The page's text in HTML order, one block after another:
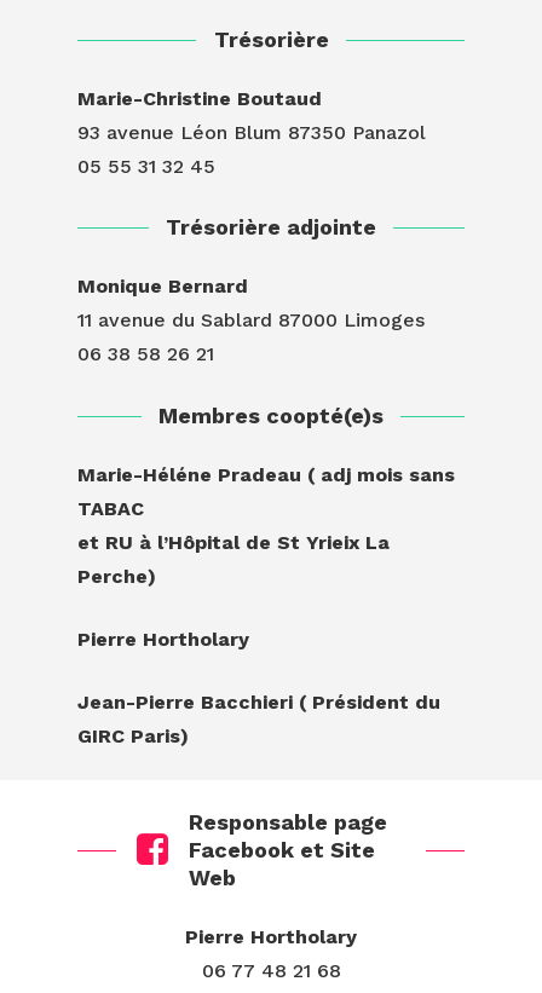
Trésorière
Marie-Christine Boutaud
93 avenue Léon Blum 87350 Panazol
05 55 31 32 45
Trésorière adjointe
Monique Bernard
11 avenue du Sablard 87000 Limoges
06 38 58 26 21
Membres coopté(e)s
Marie-Héléne Pradeau ( adj mois sans
TABAC
et RU à l’Hôpital de St Yrieix La
Perche)
Pierre Hortholary
Jean-Pierre Bacchieri ( Président du
GIRC Paris)
Responsable page
Facebook et Site
Web
Pierre Hortholary
06 77 48 21 68